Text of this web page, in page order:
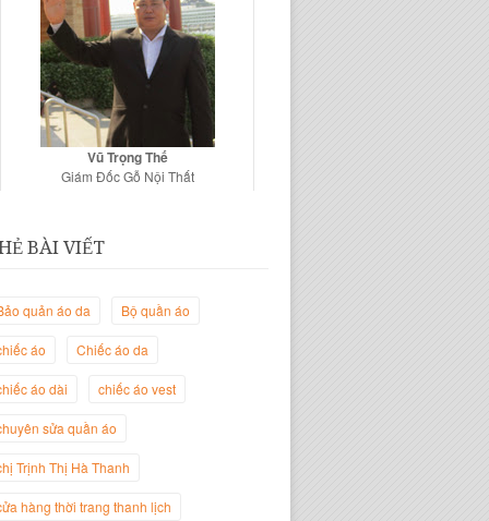
Vũ Trọng Thế
Giám Đốc Gỗ Nội Thất
Trịnh Thị Hà Thanh
Giám Đốc Thương Hiệu Giày Thời
Trang Thanh Lịch
BÀI VIẾT
quản áo da Bộ quần áo
áo Chiếc áo da
áo dài chiếc áo vest
sửa quần áo
Trịnh Thị Hà Thanh
hàng thời trang thanh lịch